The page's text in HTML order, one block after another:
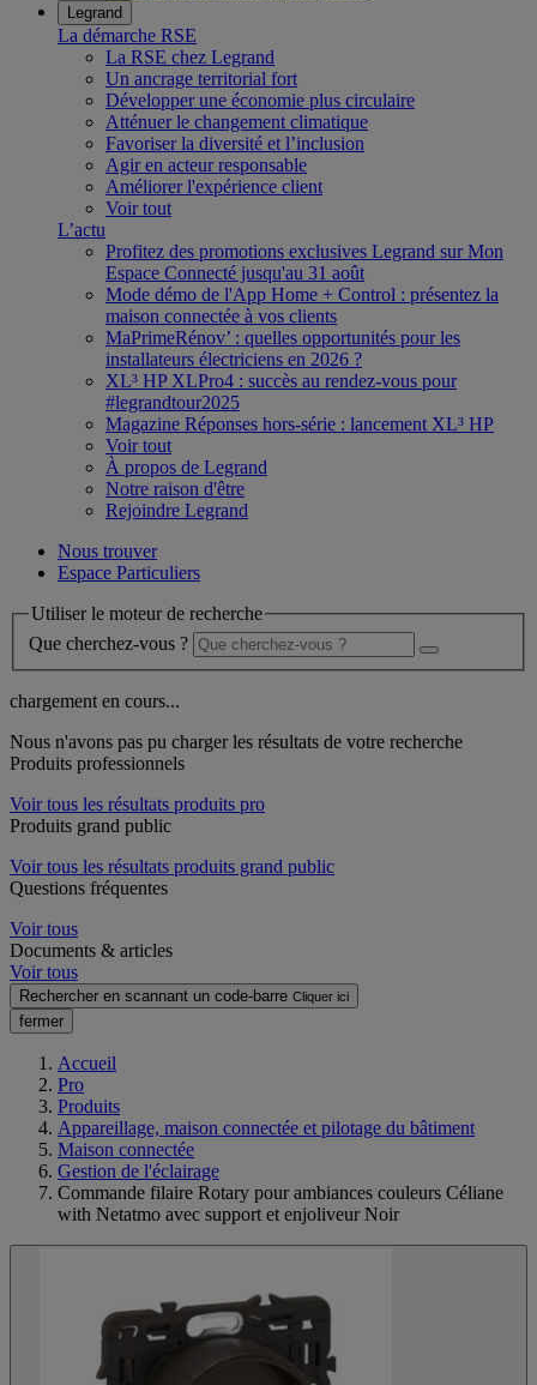
Legrand
La démarche RSE
La RSE chez Legrand
Un ancrage territorial fort
Développer une économie plus circulaire
Atténuer le changement climatique
Favoriser la diversité et l’inclusion
Agir en acteur responsable
Améliorer l'expérience client
Voir tout
L’actu
Profitez des promotions exclusives Legrand sur Mon
Espace Connecté jusqu'au 31 août
Mode démo de l'App Home + Control : présentez la
maison connectée à vos clients
MaPrimeRénov’ : quelles opportunités pour les
installateurs électriciens en 2026 ?
XL³ HP XLPro4 : succès au rendez-vous pour
#legrandtour2025
Magazine Réponses hors-série : lancement XL³ HP
Voir tout
À propos de Legrand
Notre raison d'être
Rejoindre Legrand
Nous trouver
Espace Particuliers
Utiliser le moteur de recherche
Que cherchez-vous ?
chargement en cours...
Nous n'avons pas pu charger les résultats de votre recherche
Produits professionnels
Voir tous les résultats produits pro
Produits grand public
Voir tous les résultats produits grand public
Questions fréquentes
Voir tous
Documents & articles
Voir tous
Rechercher en scannant un code-barre Cliquer ici
fermer
Accueil
Pro
Produits
Appareillage, maison connectée et pilotage du bâtiment
Maison connectée
Gestion de l'éclairage
Commande filaire Rotary pour ambiances couleurs Céliane
with Netatmo avec support et enjoliveur Noir